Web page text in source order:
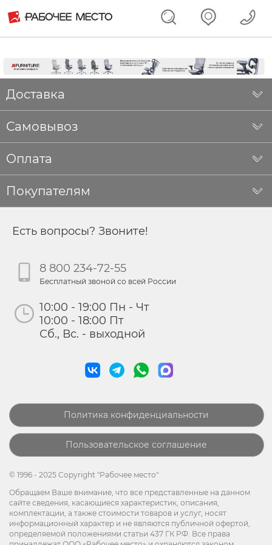
Доставка
Самовывоз
Оплата
Покупателям
Есть вопросы? Звоните!
8 800 234-72-55
Бесплатный звоной со всей России
10:00 - 19:00 Пн - Чт
10:00 - 18:00 Пт
Сб., Вс. - выходной
Политика конфиденциальности
Пользовательское соглашение
© 1996 - 2025 Copyright "Рабочее место"
Обращаем Ваше внимание, что все представленные на данном
сайте сведения, касающиеся характеристик, описания,
комплектации, а также стоимости товаров и услуг, носят
информационный характер и не являются публичной офертой,
определяемой положениями статьи 437 ГК РФ. Все права